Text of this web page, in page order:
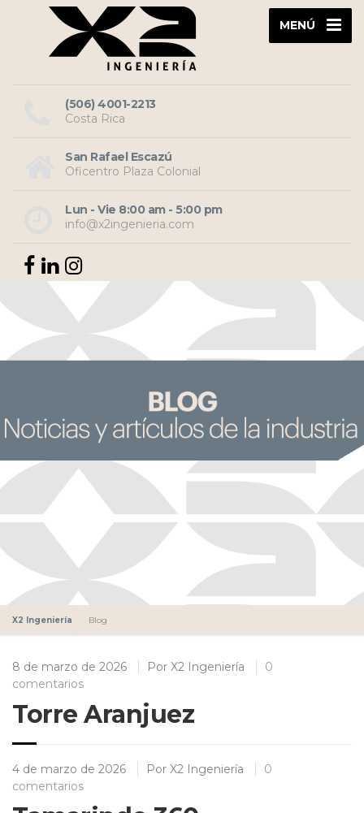
MENÚ
(506) 4001-2213
Costa Rica
San Rafael Escazú
Oficentro Plaza Colonial
Lun - Vie 8:00 am - 5:00 pm
info@x2ingenieria.com
X2 Ingeniería Blog
8 de marzo de 2026 Por X2 Ingeniería
0
comentarios
Torre Aranjuez
4 de marzo de 2026 Por X2 Ingeniería
0
comentarios